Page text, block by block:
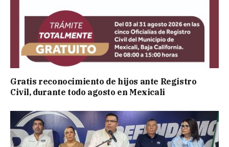
Gratis reconocimiento de hijos ante Registro
Civil, durante todo agosto en Mexicali